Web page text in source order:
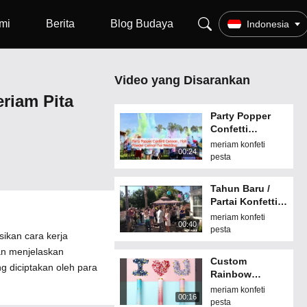
Berita Blog Budaya Indonesia
Pita
cara kerja
menjelaskan
diciptakan oleh para
Video yang Disarankan
00:24
Party Popper
Confetti
Cannon, Holi
Powder Cannon
meriam konfeti
pesta
00:40
Tahun Baru /
Partai Konfetti
Cannon 15cm
20cm 30cm
meriam konfeti
pesta
00:16
Custom
Rainbow
Confetti
Cannon Untuk
meriam konfeti
pesta